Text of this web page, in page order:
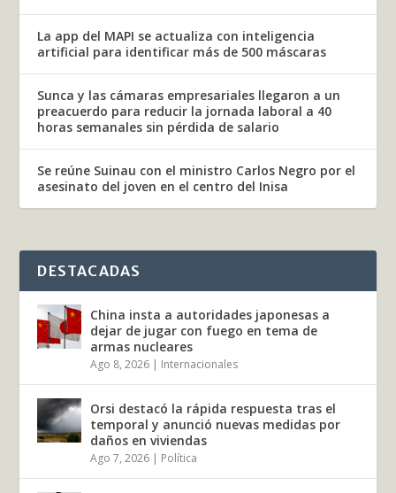
La app del MAPI se actualiza con inteligencia
artificial para identificar más de 500 máscaras
Sunca y las cámaras empresariales llegaron a un
preacuerdo para reducir la jornada laboral a 40
horas semanales sin pérdida de salario
Se reúne Suinau con el ministro Carlos Negro por el
asesinato del joven en el centro del Inisa
DESTACADAS
China insta a autoridades japonesas a
dejar de jugar con fuego en tema de
armas nucleares
Ago 8, 2026 | Internacionales
Orsi destacó la rápida respuesta tras el
temporal y anunció nuevas medidas por
daños en viviendas
Ago 7, 2026 | Política